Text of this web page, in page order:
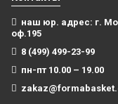
наш юр. адрес: г.
оф.195
8 (499) 499-23-99
пн-пт 10.00 – 19.00